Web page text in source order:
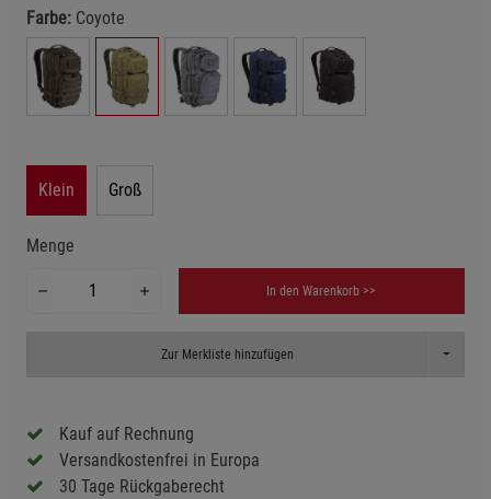
Farbe: Coyote
Klein Groß
Menge
In den Warenkorb >>
Zur Merkliste hinzufügen Toggle
Kauf auf Rechnung
Versandkostenfrei in Europa
30 Tage Rückgaberecht